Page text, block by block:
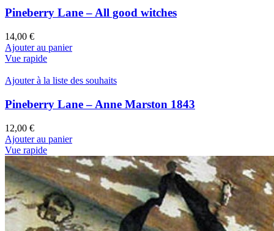
Pineberry Lane – All good witches
14,00 €
Ajouter au panier
Vue rapide
Ajouter à la liste des souhaits
Pineberry Lane – Anne Marston 1843
12,00 €
Ajouter au panier
Vue rapide